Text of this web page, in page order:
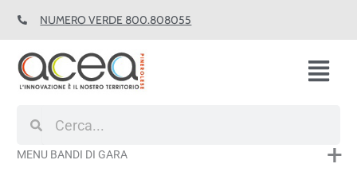
NUMERO VERDE 800.808055
MENU BANDI DI GARA